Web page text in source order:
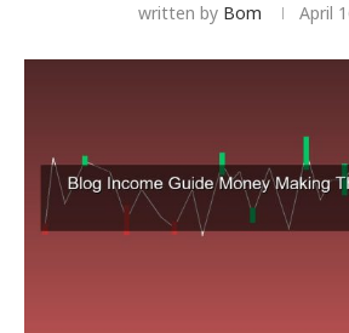
written by Bom April